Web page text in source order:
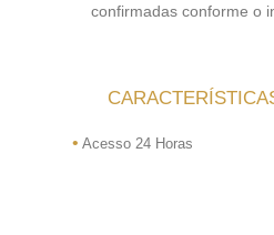
confirmadas conforme o
• Acesso 24 Horas